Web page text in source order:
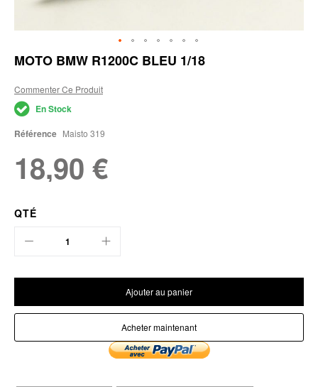
Skip
to
beginning
of
the
images
gallery
MOTO BMW R1200C BLEU 1/18
Commenter Ce Produit
En Stock
Référence Maisto 319
18,90 €
QTÉ
Ajouter au panier
Acheter maintenant